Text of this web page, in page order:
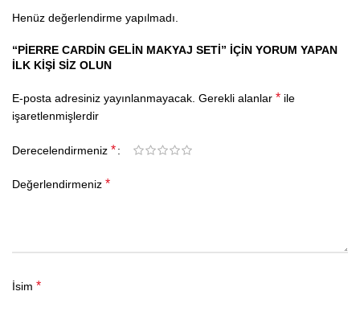
Henüz değerlendirme yapılmadı.
“PIERRE CARDIN GELIN MAKYAJ SETI” IÇIN YORUM YAPAN
ILK KIŞI SIZ OLUN
E-posta adresiniz yayınlanmayacak. Gerekli alanlar * ile
işaretlenmişlerdir
Derecelendirmeniz *
Değerlendirmeniz *
İsim *